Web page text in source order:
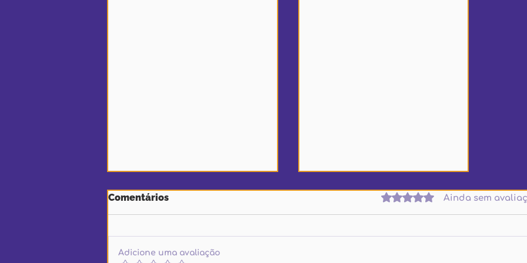
Comentários Avaliado com 0 de 5 estrelas.
Ainda sem
Adicione uma avaliação